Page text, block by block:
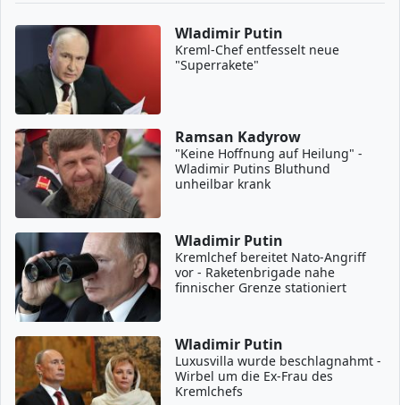
Wladimir Putin
Kreml-Chef entfesselt neue
"Superrakete"
Ramsan Kadyrow
"Keine Hoffnung auf Heilung" -
Wladimir Putins Bluthund
unheilbar krank
Wladimir Putin
Kremlchef bereitet Nato-Angriff
vor - Raketenbrigade nahe
finnischer Grenze stationiert
Wladimir Putin
Luxusvilla wurde beschlagnahmt -
Wirbel um die Ex-Frau des
Kremlchefs